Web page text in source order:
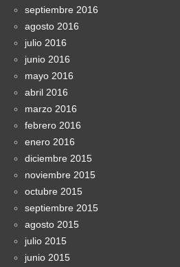
septiembre 2016
agosto 2016
julio 2016
junio 2016
mayo 2016
abril 2016
marzo 2016
febrero 2016
enero 2016
diciembre 2015
noviembre 2015
octubre 2015
septiembre 2015
agosto 2015
julio 2015
junio 2015